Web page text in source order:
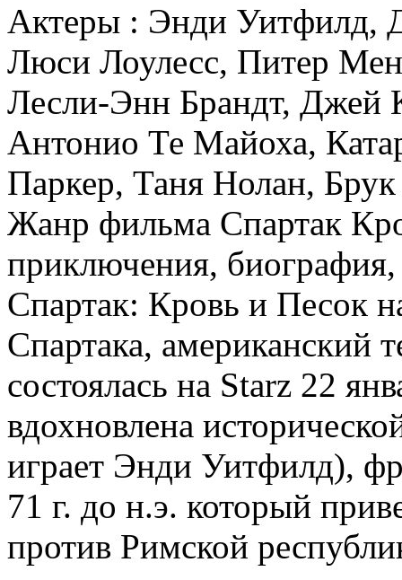
Актеры : Энди Уитфилд,
Люси Лоулесс, Питер
Лесли-Энн Брандт, Джей
Антонио Те Майоха,
Паркер, Таня Нолан,
Жанр фильма Спартак
приключения, биография,
Спартак: Кровь и Песок
Спартака, американский
состоялась на Starz 22
вдохновлена
играет Энди Уитфилд),
71 г. до н.э. который
против Римской